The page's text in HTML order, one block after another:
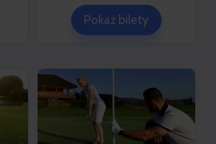
Pokaż bilety